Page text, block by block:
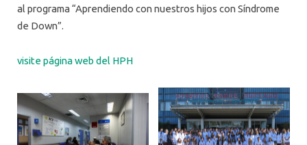
al programa “Aprendiendo con nuestros hijos con Síndrome
de Down”.
visite página web del HPH